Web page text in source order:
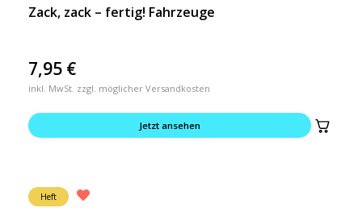
Zack, zack – fertig! Fahrzeuge
7,95 €
inkl. MwSt. zzgl. möglicher Versandkosten
Jetzt ansehen
Heft